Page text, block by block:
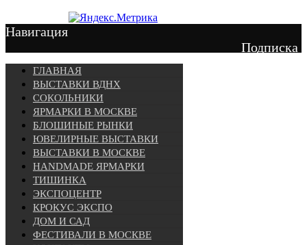
Навигация
Подписка
ГЛАВНАЯ
ВЫСТАВКИ ВДНХ
СОКОЛЬНИКИ
ЯРМАРКИ В МОСКВЕ
БЛОШИНЫЕ РЫНКИ
ЮВЕЛИРНЫЕ ВЫСТАВКИ
ВЫСТАВКИ В МОСКВЕ
HANDMADE ЯРМАРКИ
ТИШИНКА
ЭКСПОЦЕНТР
КРОКУС ЭКСПО
ДОМ И САД
ФЕСТИВАЛИ В МОСКВЕ